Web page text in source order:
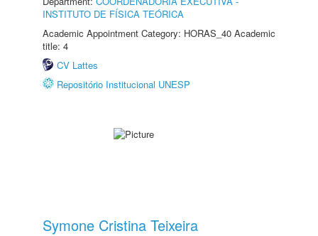
INSTITUTO DE FÍSICA TEÓRICA
Academic Appointment Category: HORAS_40 Academic
title: 4
CV Lattes
Repositório Institucional UNESP
Symone Cristina Teixeira